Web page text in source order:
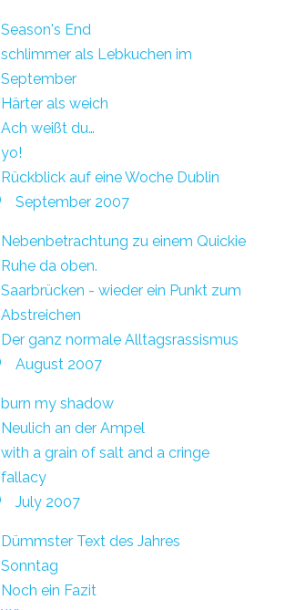
Season's End
schlimmer als Lebkuchen im
September
Härter als weich
Ach weißt du…
yo!
Rückblick auf eine Woche Dublin
September 2007
Nebenbetrachtung zu einem Quickie
Ruhe da oben.
Saarbrücken - wieder ein Punkt zum
Abstreichen
Der ganz normale Alltagsrassismus
August 2007
burn my shadow
Neulich an der Ampel
with a grain of salt and a cringe
fallacy
July 2007
Dümmster Text des Jahres
Sonntag
Noch ein Fazit